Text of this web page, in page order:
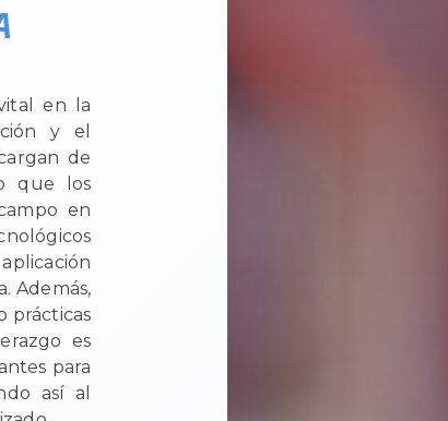
en la
y el
de
que los
en
Además,
prácticas
es
para
así al